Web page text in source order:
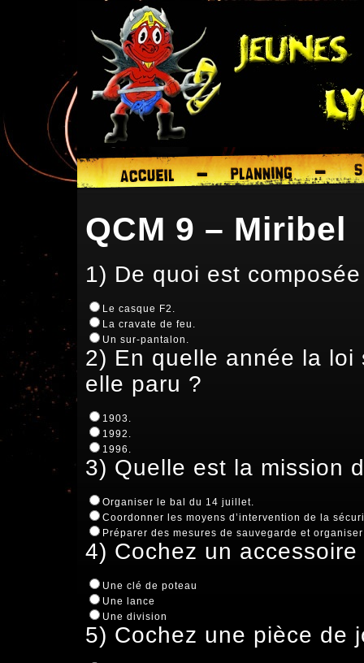
QCM 9 – Miribel
1) De quoi est
Le casque F2.
La cravate de feu.
Un sur-pantalon.
2) En quelle année la
elle paru ?
1903.
1992.
1996.
3) Quelle est la mission
Organiser le bal du 14 juillet.
Coordonner les moyens d’intervention de la
Préparer des mesures de sauvegarde et
4) Cochez un
Une clé de poteau
Une lance
Une division
5) Cochez une pièce de